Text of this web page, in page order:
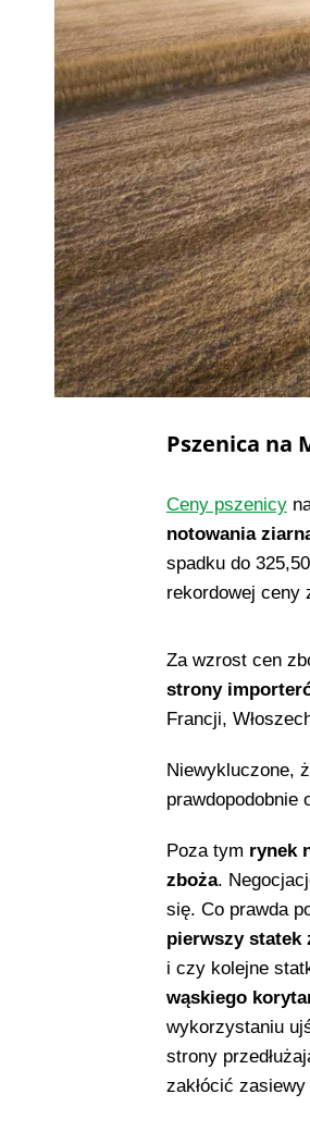
Pszenica na
Ceny pszenicy
notowania
spadku do
rekordowej ceny
Za wzrost cen
strony
Francji,
Niewykluczone,
prawdopodobnie
Poza tym rynek
zboża.
się. Co prawda
pierwszy statek
i czy kolejne
wąskiego
wykorzystaniu
strony
zakłócić